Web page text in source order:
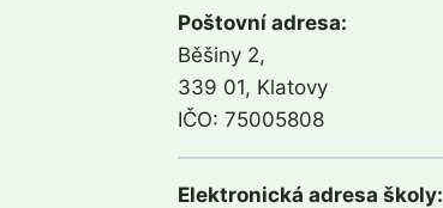
Poštovní adresa:
Běšiny 2,
339 01, Klatovy
IČO: 75005808
Elektronická adresa školy: